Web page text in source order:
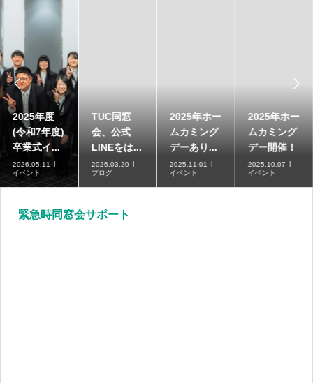

2025年度
(令和7年度)
卒業式イ...
2026.05.11
イベント
TUC同窓
会、公式
LINEをは...
2026.03.20
ブログ
2025年ホー
ムカミング
デーあり...
2025.11.01
イベント
2025年ホー
ムカミング
デー開催！
2025.10.07
イベント

緊急時同窓会サポート